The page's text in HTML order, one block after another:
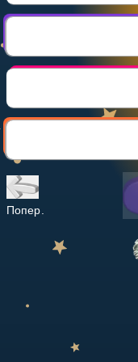
Select curriculum
Попер.